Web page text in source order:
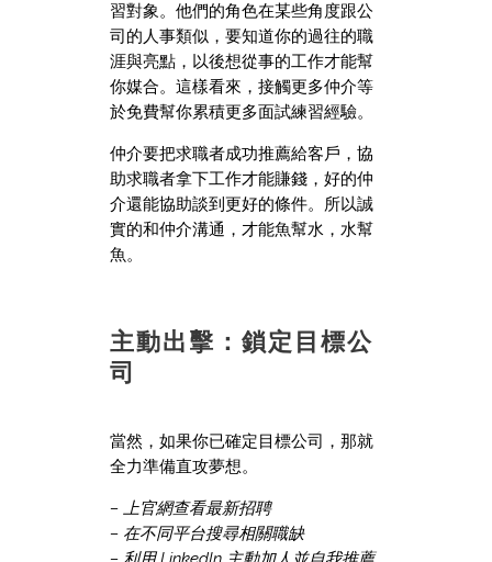
習對象。他們的角色在某些角度跟公
司的人事類似，要知道你的過往的職
涯與亮點，以後想從事的工作才能幫
你媒合。這樣看來，接觸更多仲介等
於免費幫你累積更多面試練習經驗。
仲介要把求職者成功推薦給客戶，協
助求職者拿下工作才能賺錢，好的仲
介還能協助談到更好的條件。所以誠
實的和仲介溝通，才能魚幫水，水幫
魚。
主動出擊：鎖定目標公
司
當然，如果你已確定目標公司，那就
全力準備直攻夢想。
– 上官網查看最新招聘
– 在不同平台搜尋相關職缺